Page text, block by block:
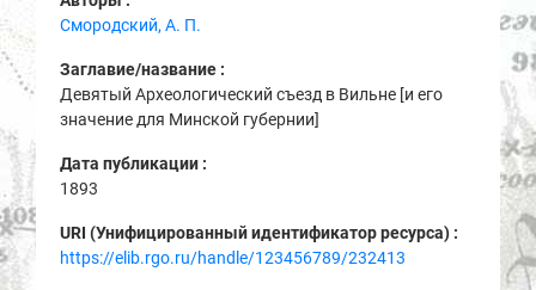
Смородский, А. П.
Заглавие/название :
Девятый Археологический съезд в Вильне [и его
значение для Минской губернии]
Дата публикации :
1893
URI (Унифицированный идентификатор ресурса) :
https://elib.rgo.ru/handle/123456789/232413